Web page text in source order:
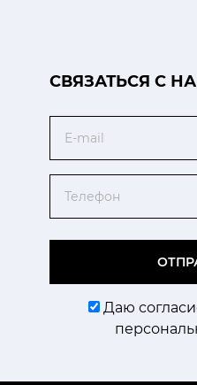
CВЯЗАТЬСЯ С
Даю